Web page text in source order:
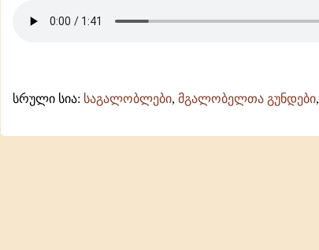
ანჩისხატი
სრული სია: საგალობლები, მგალობელთა გუნდები,